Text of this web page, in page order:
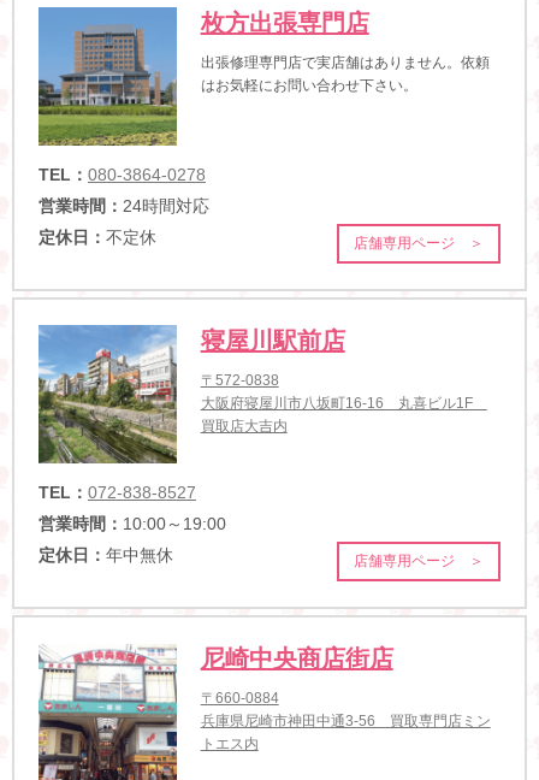
枚方出張専門店
出張修理専門店で実店舗はありません。依頼
はお気軽にお問い合わせ下さい。
TEL： 080-3864-0278
営業時間： 24時間対応
定休日： 不定休 店舗専用ページ ＞
寝屋川駅前店
〒572-0838
大阪府寝屋川市八坂町16-16 丸喜ビル1F
買取店大吉内
TEL： 072-838-8527
営業時間： 10:00～19:00
定休日： 年中無休 店舗専用ページ ＞
尼崎中央商店街店
〒660-0884
兵庫県尼崎市神田中通3-56 買取専門店ミン
トエス内